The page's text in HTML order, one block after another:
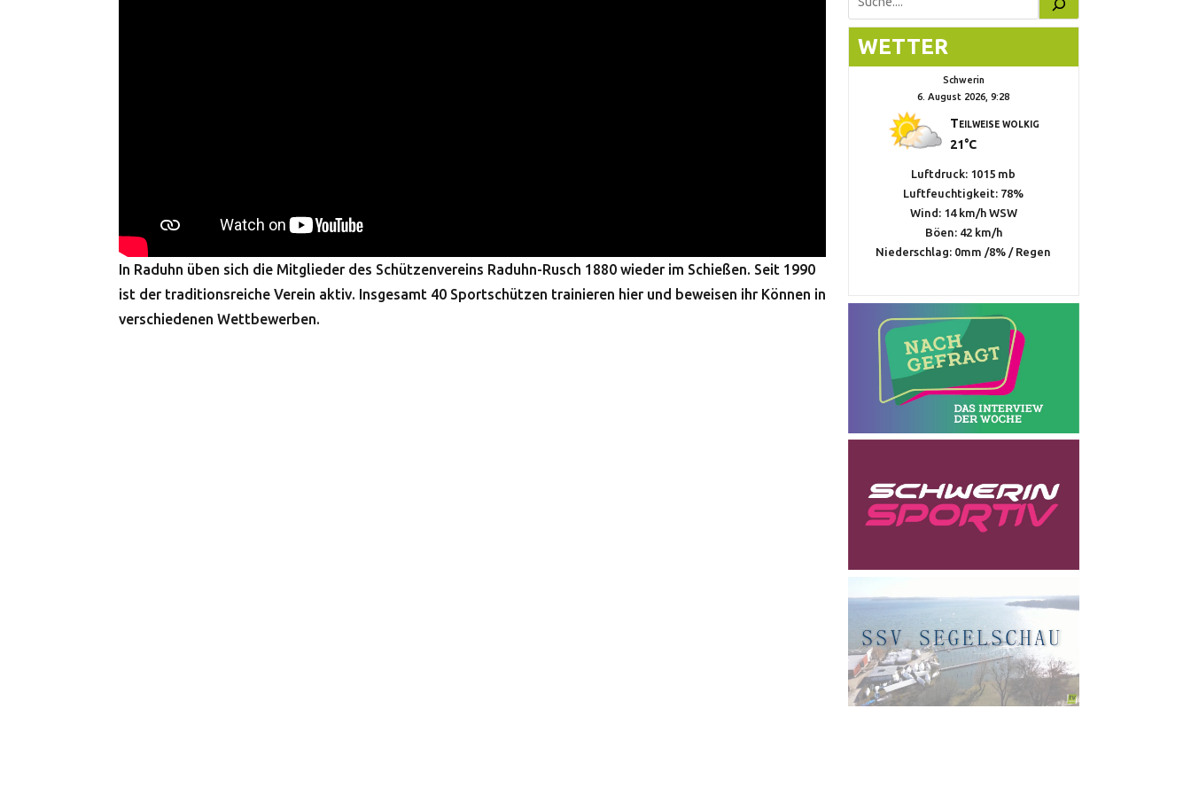
In Raduhn üben sich die Mitglieder des Schützenvereins Raduhn-Rusch 1880 wieder im Schießen. Seit 1990
ist der traditionsreiche Verein aktiv. Insgesamt 40 Sportschützen trainieren hier und beweisen ihr Können in
verschiedenen Wettbewerben.
Suchen
WETTER
Schwerin
6. August 2026, 9:28
Teilweise wolkig
21°C
Luftdruck: 1015 mb
Luftfeuchtigkeit: 78%
Wind: 14 km/h WSW
Böen: 42 km/h
Niederschlag: 0mm /8% / Regen